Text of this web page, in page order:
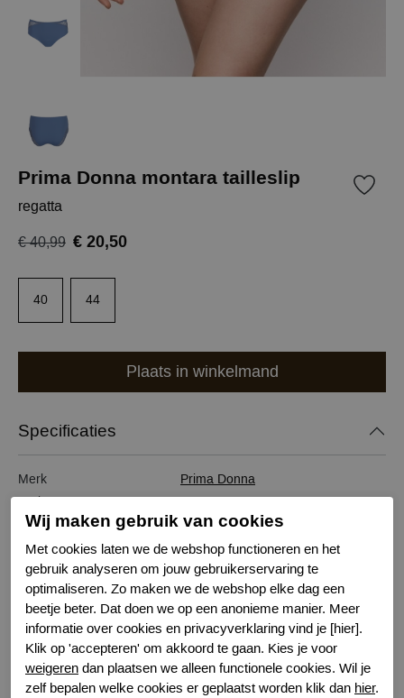
Prima Donna montara tailleslip
regatta
€ 40,99 € 20,50
40 44
Plaats in winkelmand
Specificaties
Merk
Prima Donna
Serie naam
MONTARA SS26
Leveranciercode
0563381
Bestelcode
634104911
Kleur
Blauw
Materiaal
Gereycled materiaal
Wasvoorschrift
30 graden machinewas
Model
Taille
Kenmerk
Katoenen kruisje
Wij maken gebruik van cookies
Met cookies laten we de webshop functioneren en het
gebruik analyseren om jouw gebruikerservaring te
optimaliseren. Zo maken we de webshop elke dag een
beetje beter. Dat doen we op een anonieme manier. Meer
informatie over cookies en privacyverklaring vind je [hier].
Klik op 'accepteren' om akkoord te gaan. Kies je voor
weigeren dan plaatsen we alleen functionele cookies. Wil je
zelf bepalen welke cookies er geplaatst worden klik dan hier.